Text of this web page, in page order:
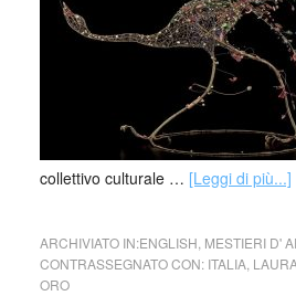
collettivo culturale … [Leggi di più...]
ARCHIVIATO IN:ENGLISH MESTIERI D'
CONTRASSEGNATO CON: ITALIA,
ORO